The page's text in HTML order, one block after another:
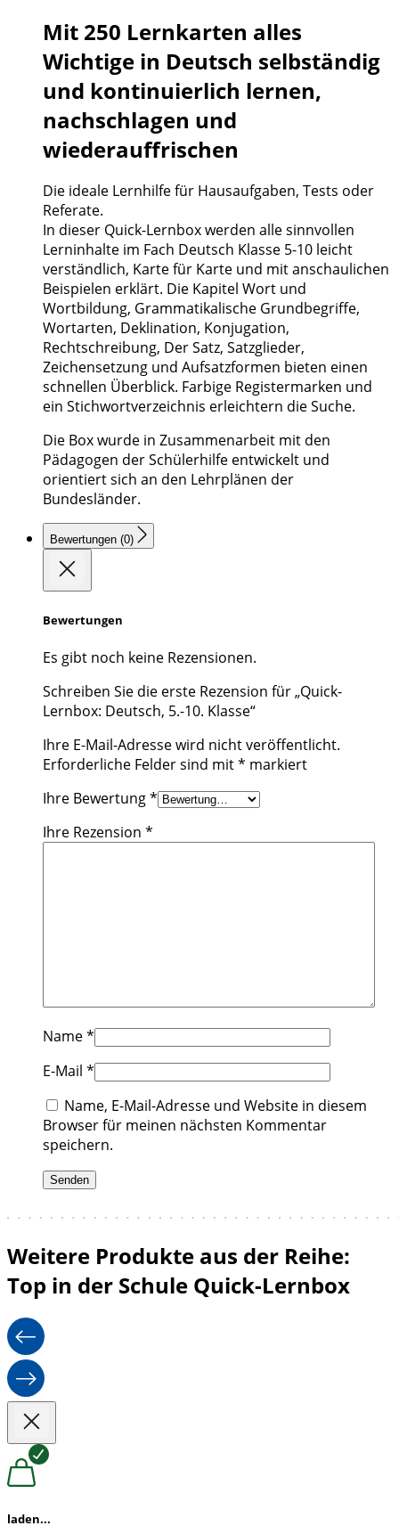
Mit 250 Lernkarten alles
Wichtige in Deutsch selbständig
und kontinuierlich lernen,
nachschlagen und
wiederauffrischen
Die ideale Lernhilfe für Hausaufgaben, Tests oder
Referate.
In dieser Quick-Lernbox werden alle sinnvollen
Lerninhalte im Fach Deutsch Klasse 5-10 leicht
verständlich, Karte für Karte und mit anschaulichen
Beispielen erklärt. Die Kapitel Wort und
Wortbildung, Grammatikalische Grundbegriffe,
Wortarten, Deklination, Konjugation,
Rechtschreibung, Der Satz, Satzglieder,
Zeichensetzung und Aufsatzformen bieten einen
schnellen Überblick. Farbige Registermarken und
ein Stichwortverzeichnis erleichtern die Suche.
Die Box wurde in Zusammenarbeit mit den
Pädagogen der Schülerhilfe entwickelt und
orientiert sich an den Lehrplänen der
Bundesländer.
Bewertungen (0)
Bewertungen
Es gibt noch keine Rezensionen.
Schreiben Sie die erste Rezension für „Quick-
Lernbox: Deutsch, 5.-10. Klasse“
Ihre E-Mail-Adresse wird nicht veröffentlicht.
Erforderliche Felder sind mit* markiert
Ihre Bewertung*
Ihre Rezension *
Name*
E-Mail *
Name, E-Mail-Adresse und Website in diesem
Browser für meinen nächsten Kommentar
speichern.
Weitere Produkte aus der Reihe:
Top in der Schule Quick-Lernbox
laden...